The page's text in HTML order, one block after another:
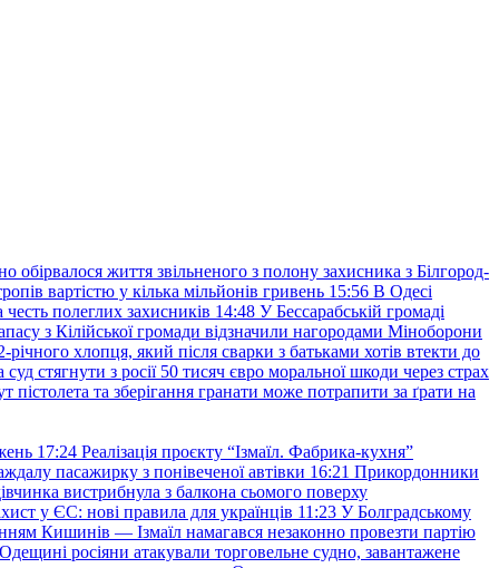
обірвалося життя звільненого з полону захисника з Білгород-
вартістю у кілька мільйонів гривень 15:56 В Одесі
полеглих захисників 14:48 У Бессарабській громаді
з Кілійської громади відзначили нагородами Міноборони
річного хлопця, який після сварки з батьками хотів втекти до
стягнути з росії 50 тисяч євро моральної шкоди через страх
пістолета та зберігання гранати може потрапити за ґрати на
17:24 Реалізація проєкту “Ізмаїл. Фабрика-кухня”
пасажирку з понівеченої автівки 16:21 Прикордонники
вистрибнула з балкона сьомого поверху
у ЄС: нові правила для українців 11:23 У Болградському
Кишинів — Ізмаїл намагався незаконно провезти партію
росіяни атакували торговельне судно, завантажене